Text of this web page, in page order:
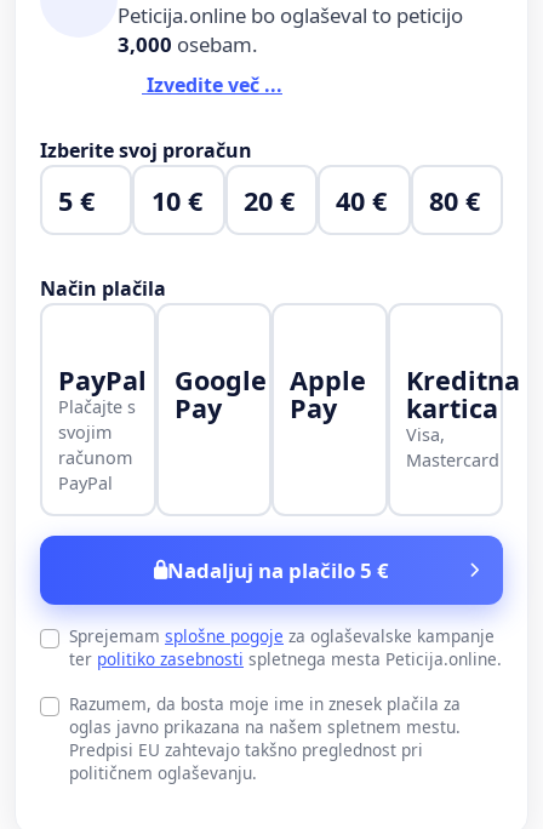
Peticija.online bo oglaševal to peticijo
3,000 osebam.
Izvedite več ...
Izberite svoj proračun
5 € 10 € 20 € 40 € 80 €
Način plačila
PayPal
Plačajte s
svojim
računom
PayPal
Google
Pay
Apple
Pay
Kreditna
kartica
Visa,
Mastercard
Nadaljuj na plačilo 5 €
Sprejemam splošne pogoje za oglaševalske kampanje
ter politiko zasebnosti spletnega mesta Peticija.online.
Razumem, da bosta moje ime in znesek plačila za
oglas javno prikazana na našem spletnem mestu.
Predpisi EU zahtevajo takšno preglednost pri
političnem oglaševanju.